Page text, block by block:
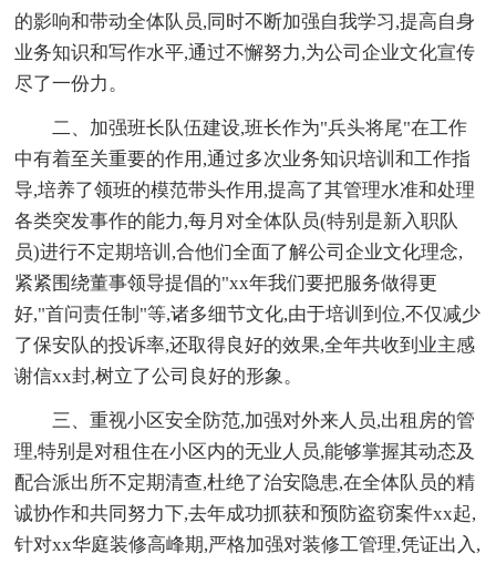
的影响和带动全体队员,同时不断加强自我学习,提高自身
业务知识和写作水平,通过不懈努力,为公司企业文化宣传
尽了一份力。
二、加强班长队伍建设,班长作为"兵头将尾"在工作
中有着至关重要的作用,通过多次业务知识培训和工作指
导,培养了领班的模范带头作用,提高了其管理水准和处理
各类突发事作的能力,每月对全体队员(特别是新入职队
员)进行不定期培训,合他们全面了解公司企业文化理念,
紧紧围绕董事领导提倡的"xx年我们要把服务做得更
好,"首问责任制"等,诸多细节文化,由于培训到位,不仅减少
了保安队的投诉率,还取得良好的效果,全年共收到业主感
谢信xx封,树立了公司良好的形象。
三、重视小区安全防范,加强对外来人员,出租房的管
理,特别是对租住在小区内的无业人员,能够掌握其动态及
配合派出所不定期清查,杜绝了治安隐患,在全体队员的精
诚协作和共同努力下,去年成功抓获和预防盗窃案件xx起,
针对xx华庭装修高峰期,严格加强对装修工管理,凭证出入,